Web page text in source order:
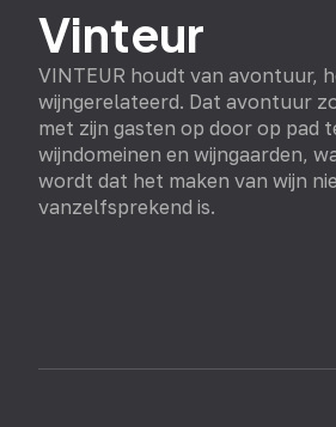
Vinteur
VINTEUR houdt van avontuur,
wijngerelateerd. Dat avontuur
met zijn gasten op door op pad
wijndomeinen en wijngaarden,
wordt dat het maken van wijn
vanzelfsprekend is.